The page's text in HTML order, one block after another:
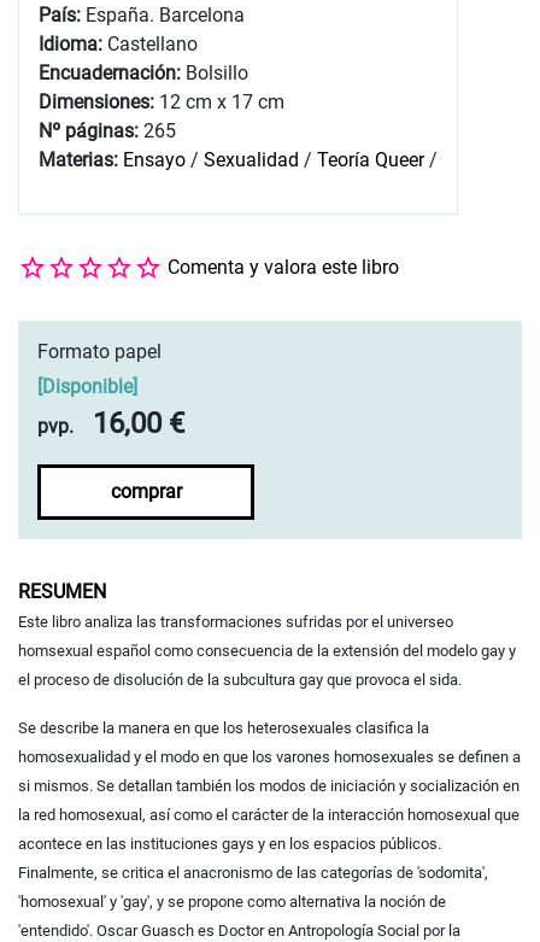
País: España. Barcelona
Idioma: Castellano
Encuadernación: Bolsillo
Dimensiones: 12 cm x 17 cm
Nº páginas: 265
Materias: Ensayo / Sexualidad / Teoría Queer/
Comenta y valora este libro
Formato papel
Disponible]
pvp.
16,00 €
comprar
RESUMEN
Este libro analiza las transformaciones sufridas por el universeo
homsexual español como consecuencia de la extensión del modelo gay y
el proceso de disolución de la subcultura gay que provoca el sida.
Se describe la manera en que los heterosexuales clasifica la
homosexualidad y el modo en que los varones homosexuales se definen a
si mismos. Se detallan también los modos de iniciación y socialización en
la red homosexual, así como el carácter de la interacción homosexual que
acontece en las instituciones gays y en los espacios públicos.
Finalmente, se critica el anacronismo de las categorías de 'sodomita',
'homosexual' y 'gay', y se propone como alternativa la noción de
'entendido'. Oscar Guasch es Doctor en Antropología Social por la